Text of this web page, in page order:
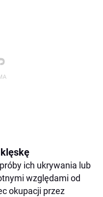
ich ukrywania lub
względami od
okupacji przez